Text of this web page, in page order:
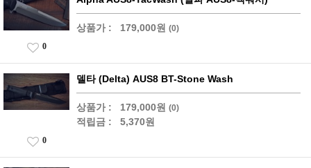
상품가 : 179,000원 (0)
0
델타 (Delta) AUS8 BT-Stone Wash
상품가 : 179,000원 (0)
적립금 : 5,370원
0